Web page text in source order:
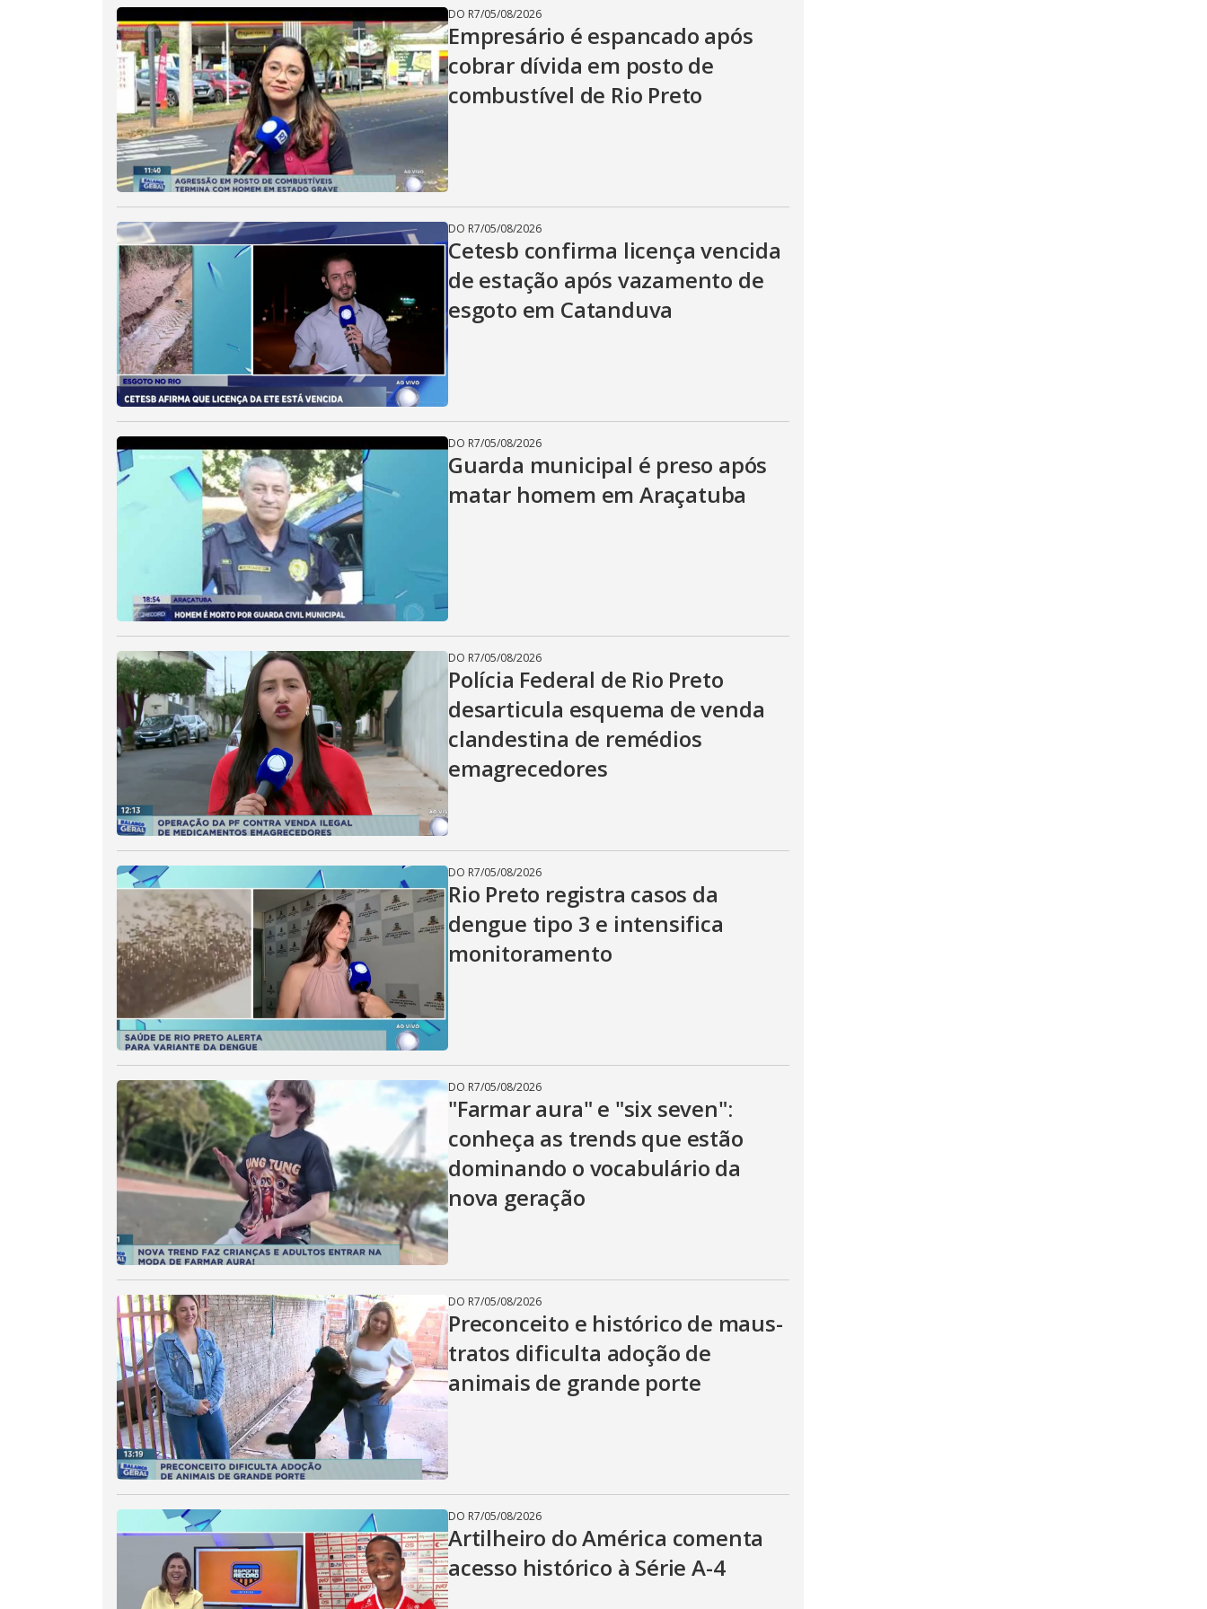
DO R7/05/08/2026
Empresário é espancado após
cobrar dívida em posto de
combustível de Rio Preto
DO R7/05/08/2026
Cetesb confirma licença vencida
de estação após vazamento de
esgoto em Catanduva
DO R7/05/08/2026
Guarda municipal é preso após
matar homem em Araçatuba
DO R7/05/08/2026
Polícia Federal de Rio Preto
desarticula esquema de venda
clandestina de remédios
emagrecedores
DO R7/05/08/2026
Rio Preto registra casos da
dengue tipo 3 e intensifica
monitoramento
DO R7/05/08/2026
"Farmar aura" e "six seven":
conheça as trends que estão
dominando o vocabulário da
nova geração
DO R7/05/08/2026
Preconceito e histórico de maus-
tratos dificulta adoção de
animais de grande porte
DO R7/05/08/2026
Artilheiro do América comenta
acesso histórico à Série A-4